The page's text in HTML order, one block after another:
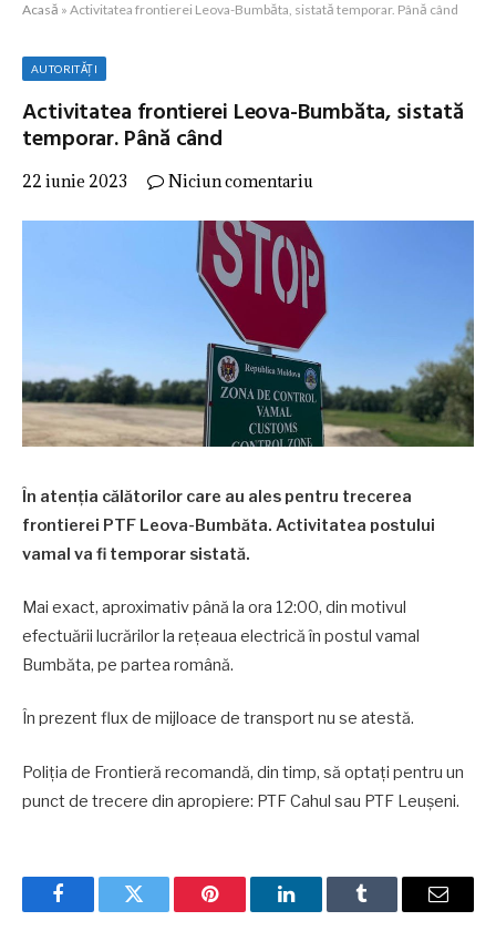
Acasă » Activitatea frontierei Leova-Bumbăta, sistată temporar. Până când
AUTORITĂȚI
Activitatea frontierei Leova-Bumbăta, sistată
temporar. Până când
22 iunie 2023 Niciun comentariu
În atenția călătorilor care au ales pentru trecerea
frontierei PTF Leova-Bumbăta. Activitatea postului
vamal va fi temporar sistată.
Mai exact, aproximativ până la ora 12:00, din motivul
efectuării lucrărilor la rețeaua electrică în postul vamal
Bumbăta, pe partea română.
În prezent flux de mijloace de transport nu se atestă.
Poliția de Frontieră recomandă, din timp, să optați pentru un
punct de trecere din apropiere: PTF Cahul sau PTF Leușeni.
FacebookTwitter Pinterest LinkedInTumblr Email